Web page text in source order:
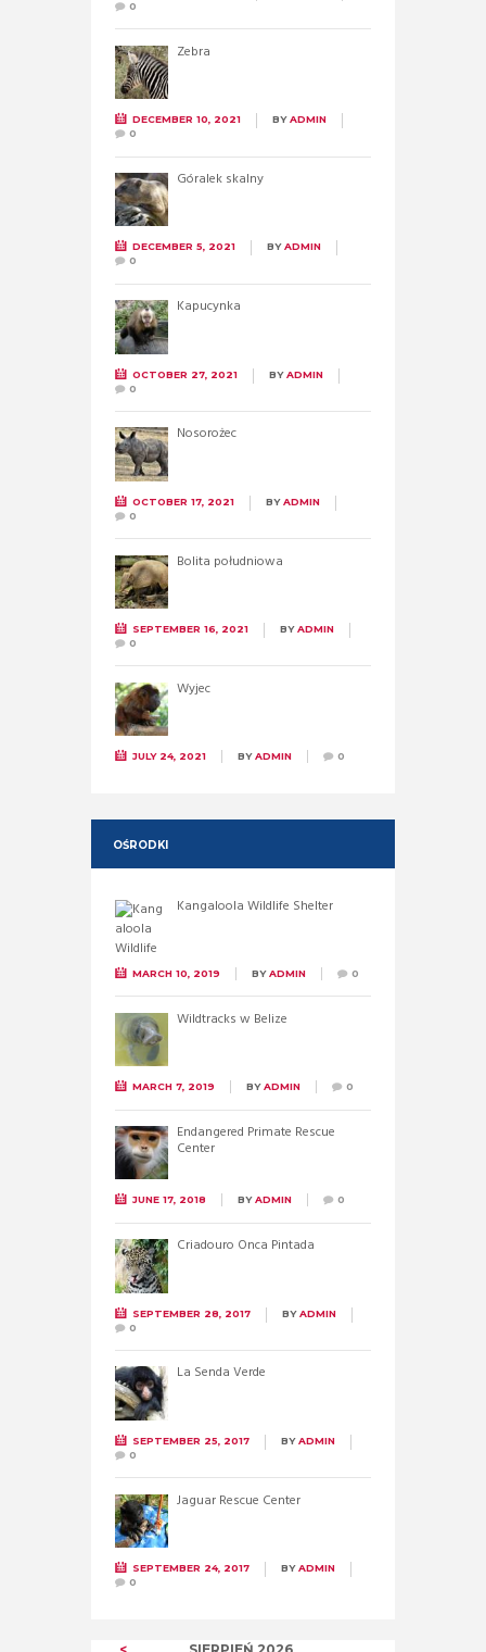
0
Zebra
DECEMBER 10, 2021 BYADMIN
0
Góralek skalny
DECEMBER 5, 2021 BYADMIN
0
Kapucynka
OCTOBER 27, 2021 BYADMIN
0
Nosorożec
OCTOBER 17, 2021 BYADMIN
0
Bolita południowa
SEPTEMBER 16, 2021 BYADMIN
0
Wyjec
JULY 24, 2021 BYADMIN 0
OŚRODKI
Kangaloola Wildlife Shelter
MARCH 10, 2019 BYADMIN 0
Wildtracks w Belize
MARCH 7, 2019 BYADMIN 0
Endangered Primate Rescue
Center
JUNE 17, 2018 BYADMIN 0
Criadouro Onca Pintada
SEPTEMBER 28, 2017 BYADMIN
0
La Senda Verde
SEPTEMBER 25, 2017 BYADMIN
0
Jaguar Rescue Center
SEPTEMBER 24, 2017 BYADMIN
0